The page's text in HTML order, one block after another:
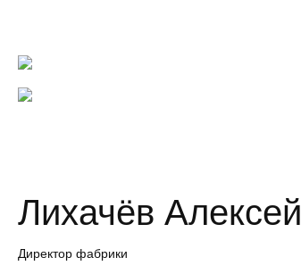
Лихачёв Алексей
Директор фабрики